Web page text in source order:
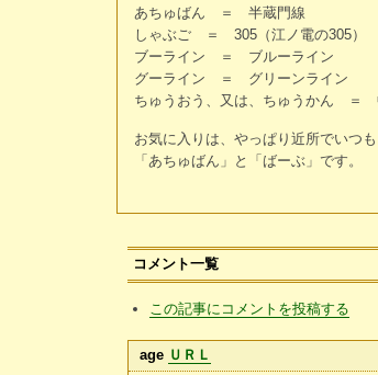
あちゅばん ＝ 半蔵門線
しゃぶご ＝ 305（江ノ電の305）
ブーライン ＝ ブルーライン
グーライン ＝ グリーンライン
ちゅうおう、又は、ちゅうかん ＝
お気に入りは、やっぱり近所でいつも
「あちゅばん」と「ばーぶ」です。
コメント一覧
この記事にコメントを投稿する
age ＵＲＬ